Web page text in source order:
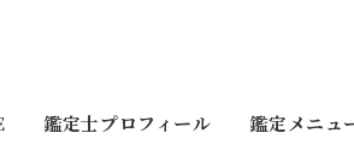
鑑定士プロフィール 鑑定メニュ